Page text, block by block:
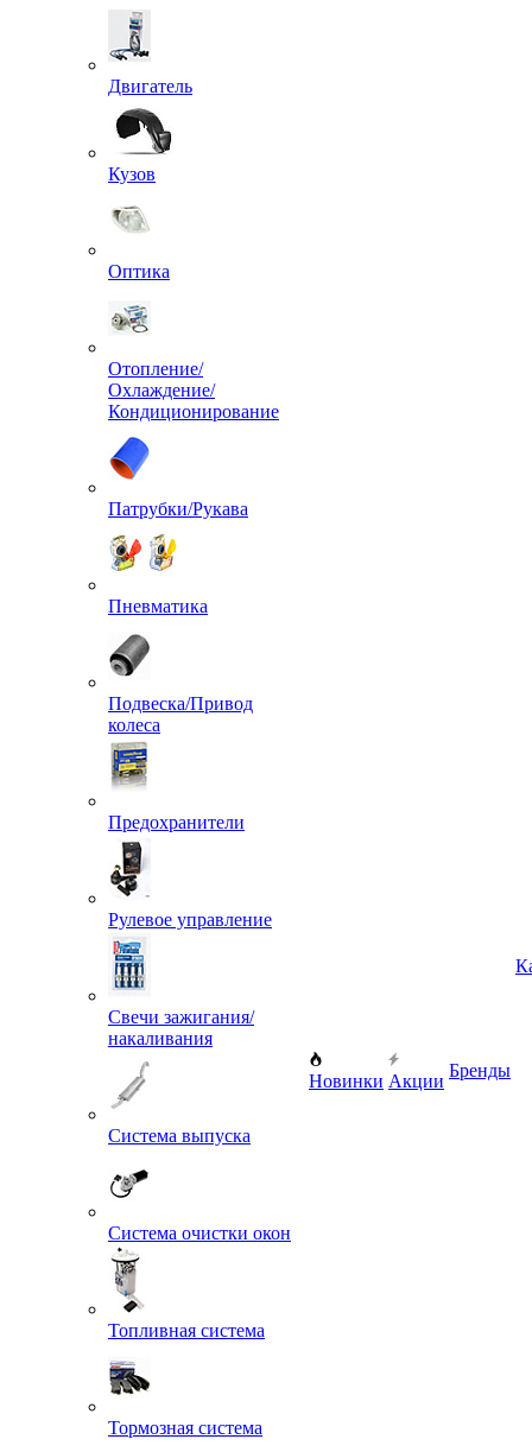
Двигатель
Кузов
Оптика
Отопление/
Охлаждение/
Кондиционирование
Патрубки/Рукава
Пневматика
Подвеска/Привод
колеса
Предохранители
Рулевое управление
Свечи зажигания/
накаливания
Система выпуска
Система очистки окон
Топливная система
Тормозная система
Новинки Акции
Бренды